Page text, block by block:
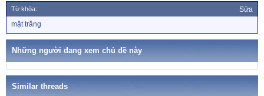
a
c
t
o
s
Từ khóa: Sửa
ừ
k
mặt trăng
Những người đang xem chủ đề này
Similar threads